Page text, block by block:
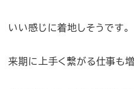
いい感じに着地しそうです。
来期に上手く繋がる仕事も増